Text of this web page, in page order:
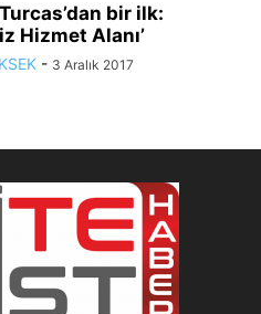
bir ilk:
Hizmet Alanı’
- 3 Aralık 2017